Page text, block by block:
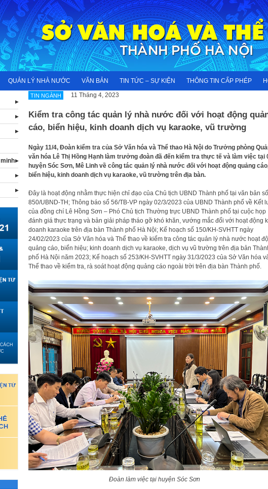
QUẢN LÝ NHÀ NƯỚC VĂN BẢN TIN TỨC – SỰ KIỆN THÔNG TIN CẤP PHÉP
TIN NGÀNH 11 Tháng 4, 2023
Kiểm tra công tác quản lý nhà nước đối với hoạt động
cáo, biển hiệu, kinh doanh dịch vụ karaoke, vũ trường
Ngày 11/4, Đoàn kiểm tra của Sở Văn hóa và Thể thao Hà Nội do Trưởng phòng
văn hóa Lê Thị Hồng Hạnh làm trưởng đoàn đã đến kiểm tra thực tế và làm việc tại
huyện Sóc Sơn, Mê Linh về công tác quản lý nhà nước đối với hoạt động quảng
biển hiệu, kinh doanh dịch vụ karaoke, vũ trường trên địa bàn.
Đây là hoạt động nhằm thực hiện chỉ đạo của Chủ tịch UBND Thành phố tại văn bản số
850/UBND-TH; Thông báo số 56/TB-VP ngày 02/3/2023 của UBND Thành phổ về Kết
của đồng chí Lê Hồng Sơn – Phó Chủ tịch Thường trực UBND Thành phố tại cuộc họp
đánh giá thực trạng và bản giải pháp tháo gỡ khó khăn, vướng mắc đối với hoạt động
doanh karaoke trên địa bàn Thành phố Hà Nội; Kế hoạch số 150/KH-SVHTT ngày
24/02/2023 của Sở Văn hóa và Thể thao về kiểm tra công tác quản lý nhà nước hoạt
quảng cáo, biển hiệu; kinh doanh dịch vụ karaoke, dịch vụ vũ trường trên địa bản
phố Hà Nội năm 2023; Kế hoạch số 253/KH-SVHTT ngày 31/3/2023 của Sở Văn hóa
Thể thao về kiểm tra, rà soát hoạt động quảng cáo ngoài trời trên địa bàn Thành phố.
Đoàn làm việc tại huyện Sóc Sơn